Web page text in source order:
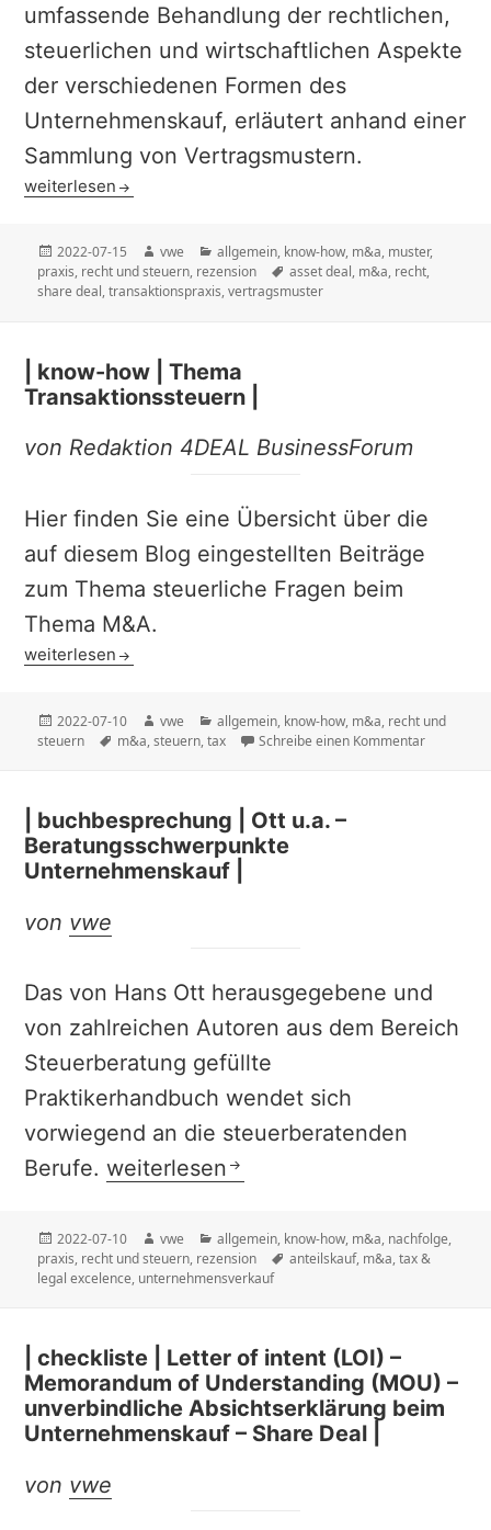
umfassende Behandlung der rechtlichen,
steuerlichen und wirtschaftlichen Aspekte
der verschiedenen Formen des
Unternehmenskauf, erläutert anhand einer
Sammlung von Vertragsmustern.
| buchbesprechung | Knott – Unternehmenskauf anhand
weiterlesen
Veröffentlicht
am
2022-07-15 Autor
vwe Kategorien
allgemein, know-how, m&a, muster,
praxis, recht und steuern, rezension Schlagwörter
asset deal, m&a, recht,
share deal,transaktionspraxis,vertragsmuster
| know-how | Thema
Transaktionssteuern |
von Redaktion 4DEAL BusinessForum
Hier finden Sie eine Übersicht über die
auf diesem Blog eingestellten Beiträge
zum Thema steuerliche Fragen beim
Thema M&A.
| know-how | Thema Transaktionssteuern |
weiterlesen
Veröffentlicht
am
2022-07-10 Autor
vwe Kategorien
allgemein, know-how, m&a, recht und
steuern
Schlagwörter
m&a,steuern,tax Schreibe einen Kommentarzu |
| buchbesprechung | Ott u.a. –
Beratungsschwerpunkte
Unternehmenskauf |
von vwe
Das von Hans Ott herausgegebene und
von zahlreichen Autoren aus dem Bereich
Steuerberatung gefüllte
Praktikerhandbuch wendet sich
vorwiegend an die steuerberatenden
Berufe.| buchbesprechung | Ott u.a. –
weiterlesen
Veröffentlicht
am
2022-07-10 Autor
vwe Kategorien
allgemein, know-how, m&a, nachfolge,
praxis, recht und steuern, rezension Schlagwörter
anteilskauf, m&a,tax &
legal excelence, unternehmensverkauf
| checkliste | Letter of intent (LOI) –
Memorandum of Understanding (MOU) –
unverbindliche Absichtserklärung beim
Unternehmenskauf – Share Deal |
von vwe